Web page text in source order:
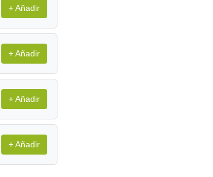
+ Añadir
+ Añadir
+ Añadir
+ Añadir